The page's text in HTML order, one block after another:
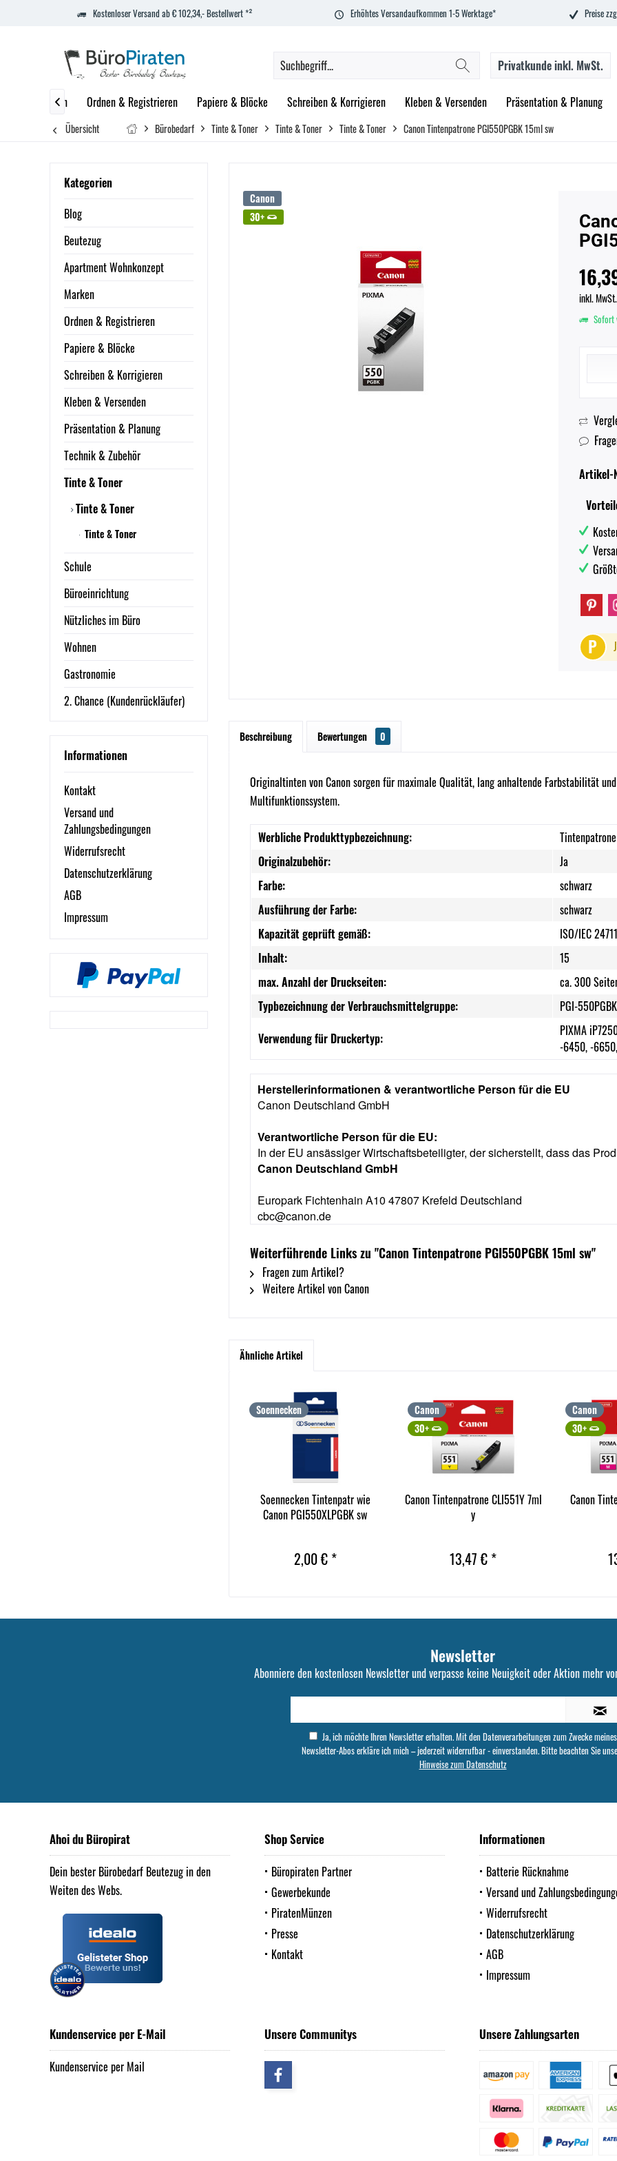
Kostenloser Versand ab € 102,34,- Bestellwert *² Erhöhtes Versandaufkommen 1-5 Werktage* Preise
Privatkundeinkl. MwSt.
Marken Ordnen & Registrieren Papiere & Blöcke Schreiben & Korrigieren Kleben & Versenden Präsentation & Planung

Übersicht Bürobedarf Tinte & Toner Tinte & Toner Tinte & Toner Canon Tintenpatrone PGI550PGBK 15ml sw
Kategorien
Blog
Beutezug
Apartment Wohnkonzept
Marken
Ordnen & Registrieren
Papiere & Blöcke
Schreiben & Korrigieren
Kleben & Versenden
Präsentation & Planung
Technik & Zubehör
Tinte & Toner
Tinte & Toner
Tinte & Toner
Schule
Büroeinrichtung
Nützliches im Büro
Wohnen
Gastronomie
2. Chance (Kundenrückläufer)
Informationen
Kontakt
Versand und
Zahlungsbedingungen
Widerrufsrecht
Datenschutzerklärung
AGB
Impressum
Canon
30+
inkl. MwSt.
Sofort
Artikel-
P
Beschreibung Bewertungen 0
Originaltinten von Canon sorgen für maximale Qualität, lang anhaltende Farbstabilität
Multifunktionssystem.
Werbliche Produkttypbezeichnung:
Tintenpatrone
Originalzubehör:
Ja
Farbe:
schwarz
Ausführung der Farbe:
schwarz
Kapazität geprüft gemäß:
ISO/IEC 24711
Inhalt:
15
max. Anzahl der Druckseiten:
ca. 300
Typbezeichnung der Verbrauchsmittelgruppe:
PGI-550PGBK
Verwendung für Druckertyp:
PIXMA
-6450, -
Herstellerinformationen & verantwortliche Person für die EU
Canon Deutschland GmbH
Verantwortliche Person für die EU:
In der EU ansässiger Wirtschaftsbeteiligter, der sicherstellt, dass das
Canon Deutschland GmbH
Europark Fichtenhain A10 47807 Krefeld Deutschland
cbc@canon.de
Weiterführende Links zu "Canon Tintenpatrone PGI550PGBK 15ml sw"
Fragen zum Artikel?
Weitere Artikel von Canon
Ähnliche Artikel
Soennecken
Soennecken Tintenpatr wie
Canon PGI550XLPGBK sw
2,00 € *
Canon
30+
Canon Tintenpatrone CLI551Y 7ml
y
13,47 € *
Canon
30+
Canon
Newsletter
Abonniere den kostenlosen Newsletter und verpasse keine Neuigkeit oder Aktion mehr
Ja, ich möchte Ihren Newsletter erhalten. Mit den Datenverarbeitungen zum Zwecke meines
Newsletter-Abos erkläre ich mich – jederzeit widerrufbar - einverstanden. Bitte beachten Sie
Hinweise zum Datenschutz
Ahoi du Büropirat
Dein bester Bürobedarf Beutezug in den
Weiten des Webs.
Shop Service
Büropiraten Partner
Gewerbekunde
PiratenMünzen
Presse
Kontakt
Informationen
Batterie Rücknahme
Versand und
Widerrufsrecht
Datenschutzerklärung
AGB
Impressum
Kundenservice per E-Mail
Kundenservice per Mail
Unsere Communitys Unsere Zahlungsarten